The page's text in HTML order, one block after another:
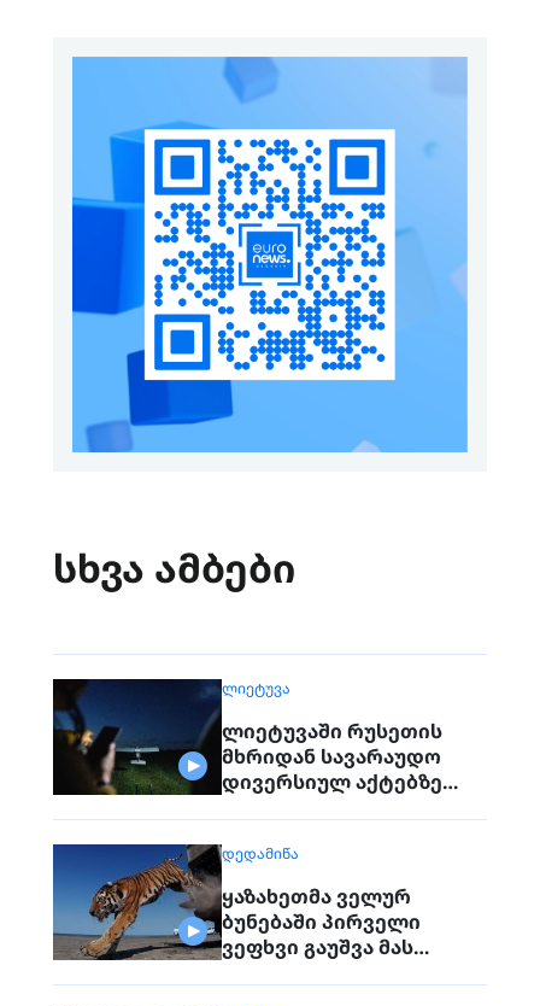
სხვა ამბები
ᲚᲘᲔᲢᲣᲕᲐ
ლიეტუვაში რუსეთის
მხრიდან სავარაუდო
დივერსიულ აქტებზე
ᲓᲔᲓᲐᲛᲘᲬᲐ
ყაზახეთმა ველურ
ბუნებაში პირველი
ვეფხვი გაუშვა მას